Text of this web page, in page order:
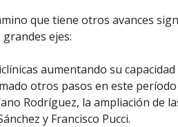
que tiene otros avances
ejes:
aumentando su
otros pasos en este
Rodríguez, la ampliación de
y Francisco Pucci.